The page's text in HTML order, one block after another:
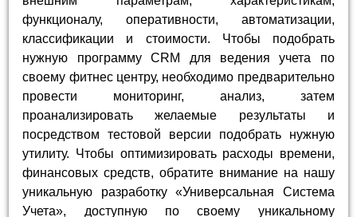
функционалу, оперативности, автоматизации,
классификации и стоимости. Чтобы подобрать
нужную программу CRM для ведения учета по
своему фитнес центру, необходимо предварительно
провести мониторинг, анализ, затем
проанализировать желаемые результаты и
посредством тестовой версии подобрать нужную
утилиту. Чтобы оптимизировать расходы времени,
финансовых средств, обратите внимание на нашу
уникальную разработку «Универсальная Система
Учета», доступную по своему уникальному